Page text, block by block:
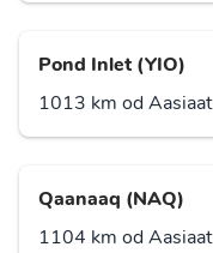
Pond Inlet (YIO)
1013 km od Aasiaat
Qaanaaq (NAQ)
1104 km od Aasiaat